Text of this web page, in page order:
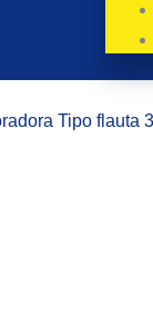
Tipo flauta